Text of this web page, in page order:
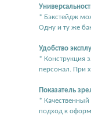
* Бэкстейдж
Одну и ту же
Удобство
* Конструкция
персонал. При
Показатель
* Качественный
подход к